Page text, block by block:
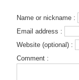
Name or nickname :
Email address :
Website (optional) :
Comment :